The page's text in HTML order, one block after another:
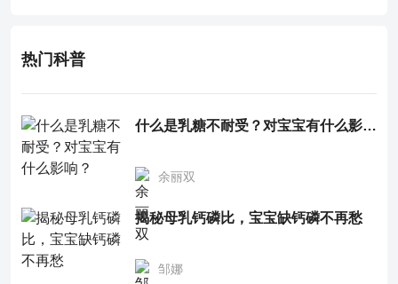
热门科普
什么是乳糖不耐受？对宝宝有什么影响？
余丽双
揭秘母乳钙磷比，宝宝缺钙磷不再愁
邹娜